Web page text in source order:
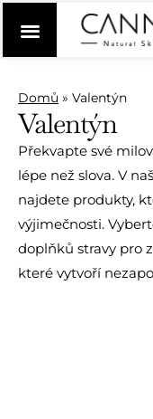
Domů » Valentýn
Valentýn
Překvapte své
lépe než slova. V
najdete produkty,
výjimečnosti.
doplňků stravy pro
které vytvoří